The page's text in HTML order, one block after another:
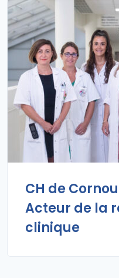
CH de
Acteur de la
clinique